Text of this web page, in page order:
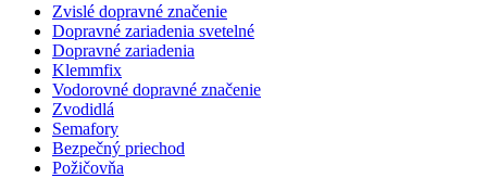
Zvislé dopravné značenie
Dopravné zariadenia svetelné
Dopravné zariadenia
Klemmfix
Vodorovné dopravné značenie
Zvodidlá
Semafory
Bezpečný priechod
Požičovňa